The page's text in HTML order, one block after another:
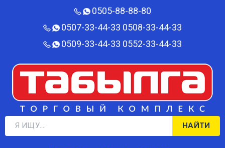
0505-88-88-80‬
0507-33-44-33 0508-33-44-33
0509-33-44-33 0552-33-44-33
НАЙТИ